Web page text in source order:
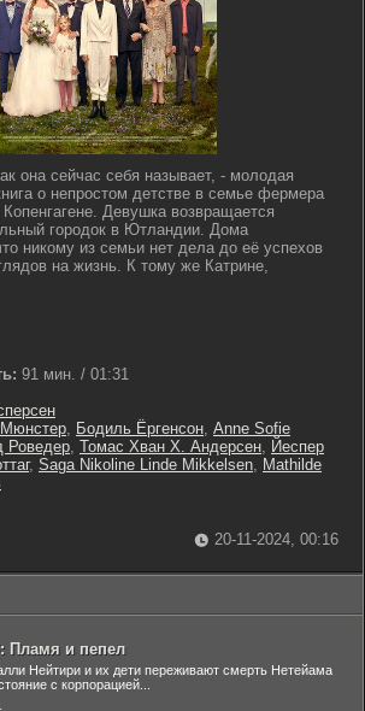
она сейчас себя называет, - молодая
о непростом детстве в семье фермера
Девушка возвращается
городок в Ютландии. Дома
никому из семьи нет дела до её успехов
на жизнь. К тому же Катрине,
91 мин. / 01:31
, Бодиль Ёргенсон, Anne Sofie
Роведер, Томас Хван Х. Андерсен, Йеспер
, Saga Nikoline Linde Mikkelsen, Mathilde
20-11-2024, 00:16
Пламя и пепел
Нейтири и их дети переживают смерть Нетейама
с корпорацией...